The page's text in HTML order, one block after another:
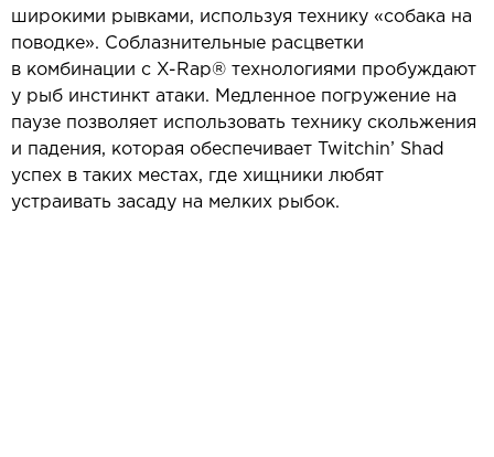
широкими рывками, используя технику «собака на
поводке». Соблазнительные расцветки
в комбинации с X-Rap® технологиями пробуждают
у рыб инстинкт атаки. Медленное погружение на
паузе позволяет использовать технику скольжения
и падения, которая обеспечивает Twitchin’ Shad
успех в таких местах, где хищники любят
устраивать засаду на мелких рыбок.